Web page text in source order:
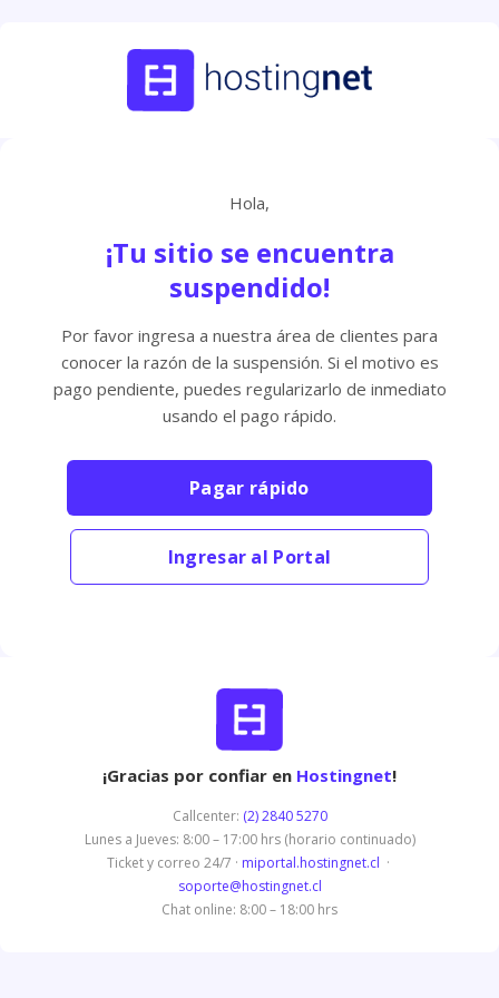
Hola,
¡Tu sitio se encuentra
suspendido!
Por favor ingresa a nuestra área de clientes para
conocer la razón de la suspensión. Si el motivo es
pago pendiente, puedes regularizarlo de inmediato
usando el pago rápido.
Pagar rápido
Ingresar al Portal
¡Gracias por confiar en Hostingnet!
Callcenter: (2) 2840 5270
Lunes a Jueves: 8:00 – 17:00 hrs (horario continuado)
Ticket y correo 24/7 · miportal.hostingnet.cl ·
soporte@hostingnet.cl
Chat online: 8:00 – 18:00 hrs